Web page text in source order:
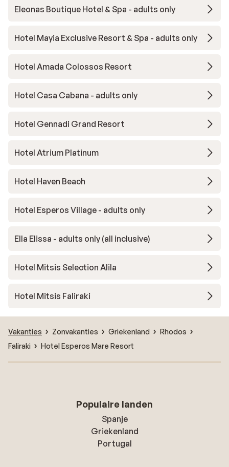
Eleonas Boutique Hotel & Spa - adults only
Hotel Mayia Exclusive Resort & Spa - adults only
Hotel Amada Colossos Resort
Hotel Casa Cabana - adults only
Hotel Gennadi Grand Resort
Hotel Atrium Platinum
Hotel Haven Beach
Hotel Esperos Village - adults only
Ella Elissa - adults only (all inclusive)
Hotel Mitsis Selection Alila
Hotel Mitsis Faliraki
Vakanties Zonvakanties Griekenland
Rhodos
Faliraki
Hotel Esperos Mare Resort
Populaire landen
Spanje
Griekenland
Portugal